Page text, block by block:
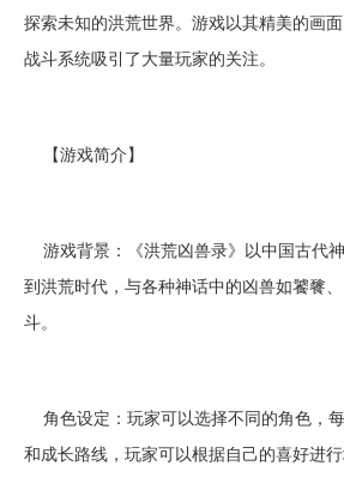
探索未知的洪荒世界。游戏以其精美的画
战斗系统吸引了大量玩家的关注。
【游戏简介】
游戏背景：《洪荒凶兽录》以中国古代
到洪荒时代，与各种神话中的凶兽如饕餮
斗。
角色设定：玩家可以选择不同的角色，
和成长路线，玩家可以根据自己的喜好进行